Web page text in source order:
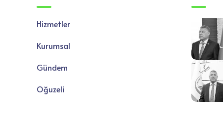
Hizmetler
Kurumsal
Gündem
Oğuzeli